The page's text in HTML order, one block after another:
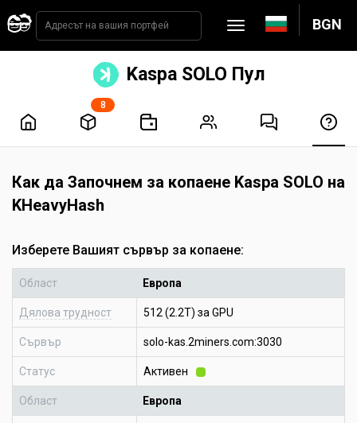
BGN
Kaspa SOLO Пул
8
Как да Започнем за копаене Kaspa SOLO на
KHeavyHash
Изберете Вашият сървър за копаене:
Област Европа
Дялова трудност 512 (2.2T) за GPU
Сървър solo-kas.2miners.com:3030
Статус Активен
Област Европа